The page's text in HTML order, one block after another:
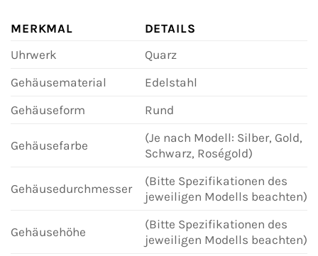
MERKMAL
DETAILS
Uhrwerk
Quarz
Gehäusematerial
Edelstahl
Gehäuseform
Rund
Gehäusefarbe
(Je nach Modell: Silber, Gold,
Schwarz, Roségold)
Gehäusedurchmesser
(Bitte Spezifikationen des
jeweiligen Modells beachten)
Gehäusehöhe
(Bitte Spezifikationen des
jeweiligen Modells beachten)